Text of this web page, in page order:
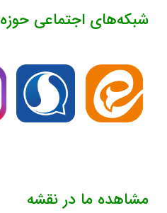
شبکه‌های اجتماعی حوزه
مشاهده ما در نقشه